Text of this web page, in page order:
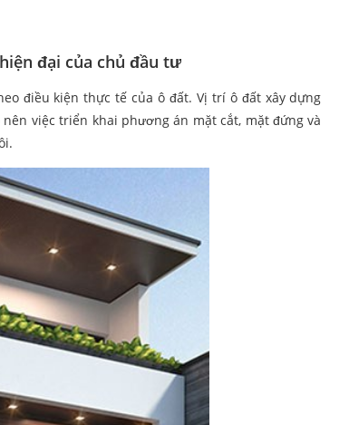
đại của chủ đầu tư
điều kiện thực tế của ô đất. Vị trí ô đất xây dựng
việc triển khai phương án mặt cắt, mặt đứng và